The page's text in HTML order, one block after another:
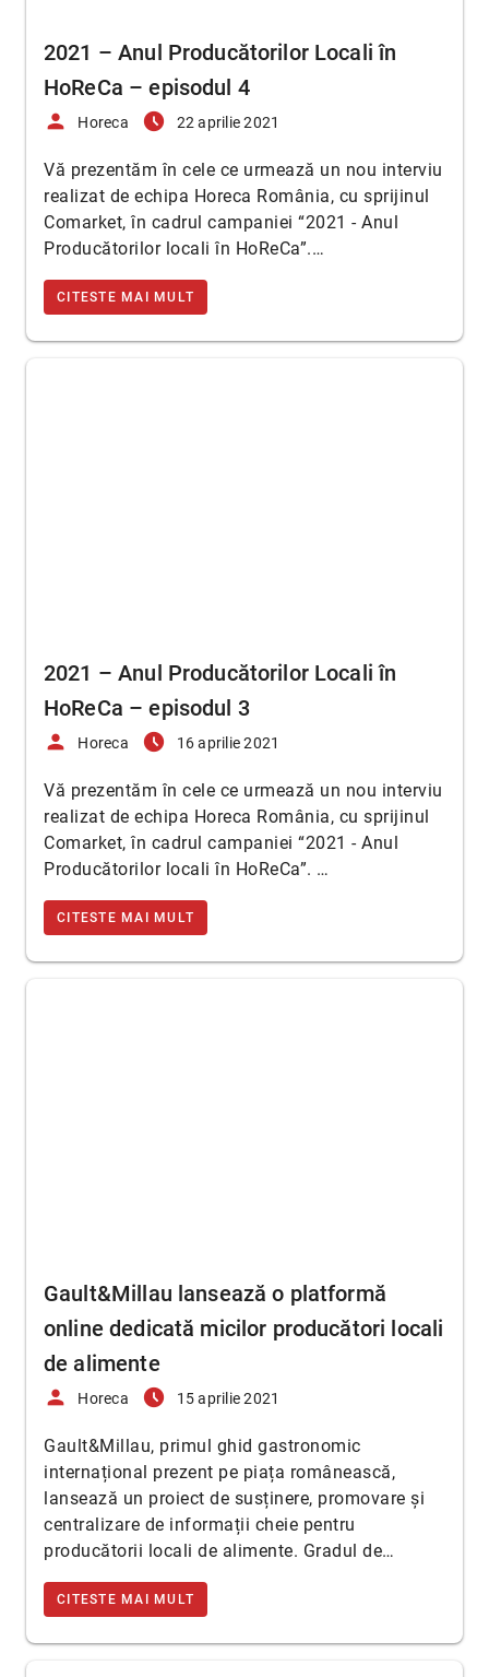
2021 – Anul Producătorilor Locali în
HoReCa – episodul 4
person Horeca access_time_filled 22 aprilie 2021
Vă prezentăm în cele ce urmează un nou interviu
realizat de echipa Horeca România, cu sprijinul
Comarket, în cadrul campaniei “2021 - Anul
Producătorilor locali în HoReCa”.…
CITESTE MAI MULT
2021 – Anul Producătorilor Locali în
HoReCa – episodul 3
person Horeca access_time_filled 16 aprilie 2021
Vă prezentăm în cele ce urmează un nou interviu
realizat de echipa Horeca România, cu sprijinul
Comarket, în cadrul campaniei “2021 - Anul
Producătorilor locali în HoReCa”. …
CITESTE MAI MULT
Gault&Millau lansează o platformă
online dedicată micilor producători locali
de alimente
person Horeca access_time_filled 15 aprilie 2021
Gault&Millau, primul ghid gastronomic
internațional prezent pe piața românească,
lansează un proiect de susținere, promovare și
centralizare de informații cheie pentru
producătorii locali de alimente. Gradul de…
CITESTE MAI MULT